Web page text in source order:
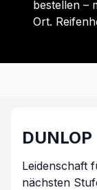
bestellen –
Ort.
DUNLOP
Leidenschaft
nächsten